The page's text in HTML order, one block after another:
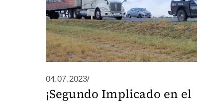
04.07.2023/
¡Segundo Implicado en el